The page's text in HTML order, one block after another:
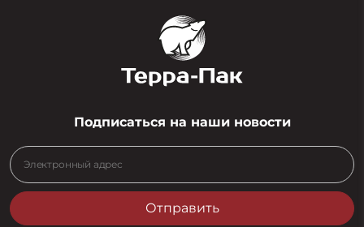
Подписаться на наши новости
Отправить